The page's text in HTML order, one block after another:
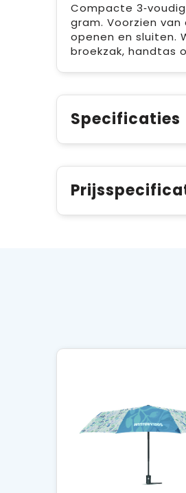
Compacte
gram. Voorzien
openen en sluiten.
broekzak, handtas
Specificaties